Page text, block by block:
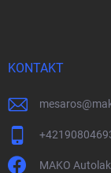
KONTAKT
mesaros@
MAKO